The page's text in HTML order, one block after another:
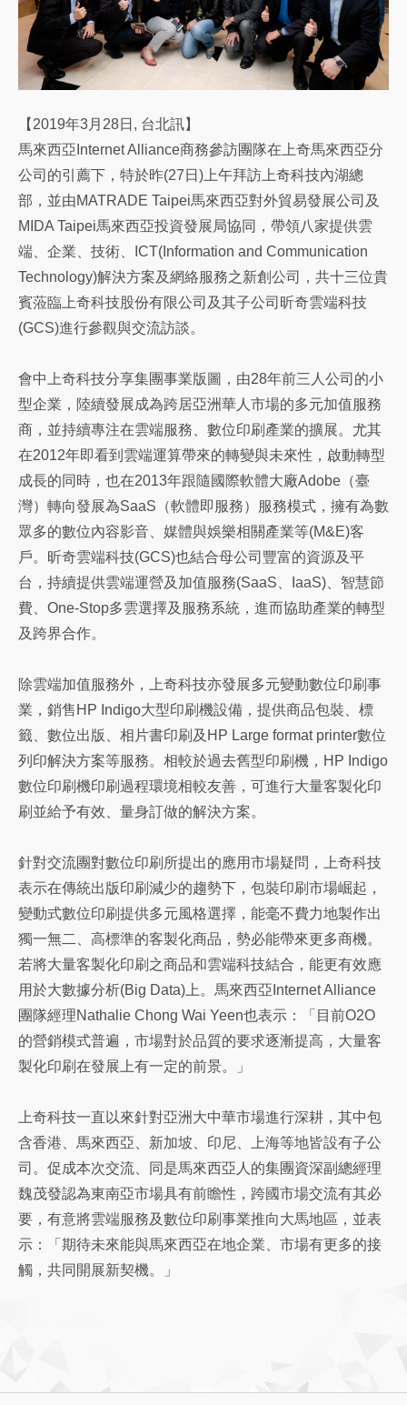
【2019年3月28日, 台北訊】
馬來西亞Internet Alliance商務參訪團隊在上奇馬來西亞分
公司的引薦下，特於昨(27日)上午拜訪上奇科技內湖總
部，並由MATRADE Taipei馬來西亞對外貿易發展公司及
MIDA Taipei馬來西亞投資發展局協同，帶領八家提供雲
端、企業、技術、ICT(Information and Communication
Technology)解決方案及網絡服務之新創公司，共十三位貴
賓蒞臨上奇科技股份有限公司及其子公司昕奇雲端科技
(GCS)進行參觀與交流訪談。
會中上奇科技分享集團事業版圖，由28年前三人公司的小
型企業，陸續發展成為跨居亞洲華人市場的多元加值服務
商，並持續專注在雲端服務、數位印刷產業的擴展。尤其
在2012年即看到雲端運算帶來的轉變與未來性，啟動轉型
成長的同時，也在2013年跟隨國際軟體大廠Adobe（臺
灣）轉向發展為SaaS（軟體即服務）服務模式，擁有為數
眾多的數位內容影音、媒體與娛樂相關產業等(M&E)客
戶。昕奇雲端科技(GCS)也結合母公司豐富的資源及平
台，持續提供雲端運營及加值服務(SaaS、IaaS)、智慧節
費、One-Stop多雲選擇及服務系統，進而協助產業的轉型
及跨界合作。
除雲端加值服務外，上奇科技亦發展多元變動數位印刷事
業，銷售HP Indigo大型印刷機設備，提供商品包裝、標
籤、數位出版、相片書印刷及HP Large format printer數位
列印解決方案等服務。相較於過去舊型印刷機，HP Indigo
數位印刷機印刷過程環境相較友善，可進行大量客製化印
刷並給予有效、量身訂做的解決方案。
針對交流團對數位印刷所提出的應用市場疑問，上奇科技
表示在傳統出版印刷減少的趨勢下，包裝印刷市場崛起，
變動式數位印刷提供多元風格選擇，能毫不費力地製作出
獨一無二、高標準的客製化商品，勢必能帶來更多商機。
若將大量客製化印刷之商品和雲端科技結合，能更有效應
用於大數據分析(Big Data)上。馬來西亞Internet Alliance
團隊經理Nathalie Chong Wai Yeen也表示：「目前O2O
的營銷模式普遍，市場對於品質的要求逐漸提高，大量客
製化印刷在發展上有一定的前景。」
上奇科技一直以來針對亞洲大中華市場進行深耕，其中包
含香港、馬來西亞、新加坡、印尼、上海等地皆設有子公
司。促成本次交流、同是馬來西亞人的集團資深副總經理
魏茂發認為東南亞市場具有前瞻性，跨國市場交流有其必
要，有意將雲端服務及數位印刷事業推向大馬地區，並表
示：「期待未來能與馬來西亞在地企業、市場有更多的接
觸，共同開展新契機。」